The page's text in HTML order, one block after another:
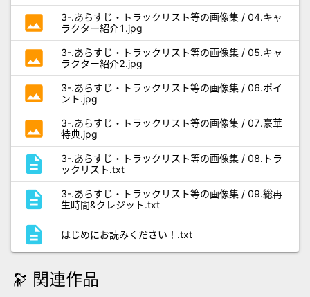
photo
3-.あらすじ・トラックリスト等の画像集 / 04.キャ
ラクター紹介1.jpg
photo
3-.あらすじ・トラックリスト等の画像集 / 05.キャ
ラクター紹介2.jpg
photo
3-.あらすじ・トラックリスト等の画像集 / 06.ポイ
ント.jpg
photo
3-.あらすじ・トラックリスト等の画像集 / 07.豪華
特典.jpg
description
3-.あらすじ・トラックリスト等の画像集 / 08.トラ
ックリスト.txt
description
3-.あらすじ・トラックリスト等の画像集 / 09.総再
生時間&クレジット.txt
description はじめにお読みください！.txt
🔭 関連作品